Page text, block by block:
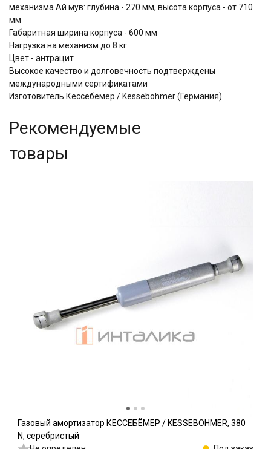
механизма Ай мув: глубина - 270 мм, высота корпуса - от 710
мм
Габаритная ширина корпуса - 600 мм
Нагрузка на механизм до 8 кг
Цвет - антрацит
Высокое качество и долговечность подтверждены
международными сертификатами
Изготовитель Кессебёмер / Kessebohmer (Германия)
Рекомендуемые
товары
Газовый амортизатор КЕССЕБЁМЕР / KESSEBOHMER, 380
N, серебристый